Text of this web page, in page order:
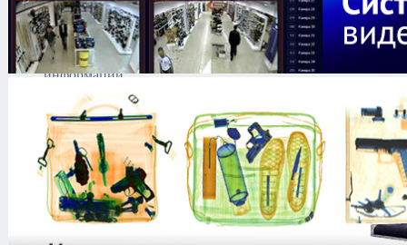
Антитеррористическое
оборудование
Поиск и выявление
каналов утечки
информации
Технические средства
защиты информации
Тепловизоры
Криминалистическая
техника
Поисково-досмотровое
оборудование
Средства
документирования и